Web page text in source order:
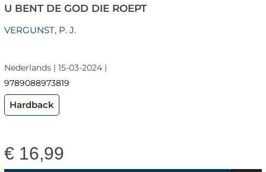
U BENT DE GOD DIE ROEPT
VERGUNST, P. J.
Nederlands | 15-03-2024 |
9789088973819
Hardback
€ 16,99